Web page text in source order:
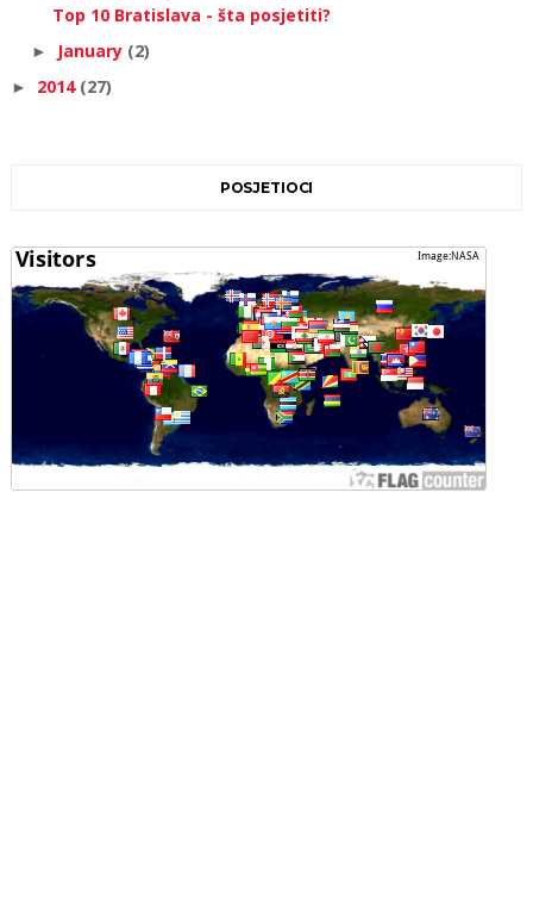
Top 10 Bratislava - šta posjetiti?
► January (2)
► 2014 (27)
POSJETIOCI